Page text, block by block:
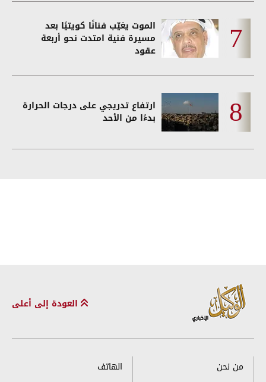
الموت يغيّب فنانًا كويتيًا بعد
مسيرة فنية امتدت نحو أربعة
عقود
ارتفاع تدريجي على درجات الحرارة
بدءًا من الأحد
العودة إلى أعلى
من نحن
الهاتف